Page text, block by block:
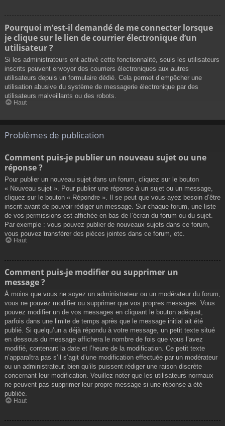
Pourquoi m’est-il demandé de me connecter lorsque
je clique sur le lien de courrier électronique d’un
utilisateur ?
Si les administrateurs ont activé cette fonctionnalité, seuls les utilisateurs
inscrits peuvent envoyer des courriers électroniques aux autres
utilisateurs depuis un formulaire dédié. Cela permet d’empêcher une
utilisation abusive du système de messagerie électronique par des
utilisateurs malveillants ou des robots.
Haut
Problèmes de publication
Comment puis-je publier un nouveau sujet ou une
réponse ?
Pour publier un nouveau sujet dans un forum, cliquez sur le bouton
« Nouveau sujet ». Pour publier une réponse à un sujet ou un message,
cliquez sur le bouton « Répondre ». Il se peut que vous ayez besoin d’être
inscrit avant de pouvoir rédiger un message. Sur chaque forum, une liste
de vos permissions est affichée en bas de l’écran du forum ou du sujet.
Par exemple : vous pouvez publier de nouveaux sujets dans ce forum,
vous pouvez transférer des pièces jointes dans ce forum, etc.
Haut
Comment puis-je modifier ou supprimer un
message ?
À moins que vous ne soyez un administrateur ou un modérateur du forum,
vous ne pouvez modifier ou supprimer que vos propres messages. Vous
pouvez modifier un de vos messages en cliquant le bouton adéquat,
parfois dans une limite de temps après que le message initial ait été
publié. Si quelqu’un a déjà répondu à votre message, un petit texte situé
en dessous du message affichera le nombre de fois que vous l’avez
modifié, contenant la date et l’heure de la modification. Ce petit texte
n’apparaîtra pas s’il s’agit d’une modification effectuée par un modérateur
ou un administrateur, bien qu’ils puissent rédiger une raison discrète
concernant leur modification. Veuillez noter que les utilisateurs normaux
ne peuvent pas supprimer leur propre message si une réponse a été
publiée.
Haut